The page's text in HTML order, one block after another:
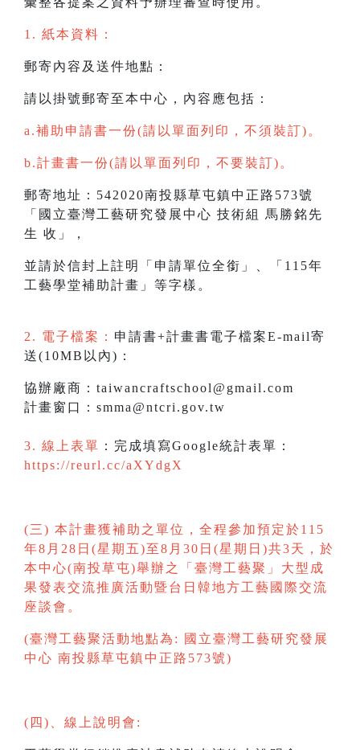
1. 紙本資料：
郵寄內容及送件地點：
請以掛號郵寄至本中心，內容應包括：
a.補助申請書一份(請以單面列印，不須裝訂)。
b.計畫書一份(請以單面列印，不要裝訂)。
郵寄地址：542020南投縣草屯鎮中正路573號
「國立臺灣工藝研究發展中心 技術組 馬勝銘先
生 收」，
並請於信封上註明「申請單位全銜」、「115年
工藝學堂補助計畫」等字樣。
2. 電子檔案： 申請書+計畫書電子檔案E-mail寄
送(10MB以內)：
協辦廠商：taiwancraftschool@gmail.com
計畫窗口：smma@ntcri.gov.tw
3. 線上表單 ：完成填寫Google統計表單：
https://reurl.cc/aXYdgX
(三) 本計畫獲補助之單位，全程參加預定於115
年8月28日(星期五)至8月30日(星期日)共3天，於
本中心(南投草屯)舉辦之「臺灣工藝聚」大型成
果發表交流推廣活動暨台日韓地方工藝國際交流
座談會。
(臺灣工藝聚活動地點為: 國立臺灣工藝研究發展
中心 南投縣草屯鎮中正路573號)
(四)、線上說明會: